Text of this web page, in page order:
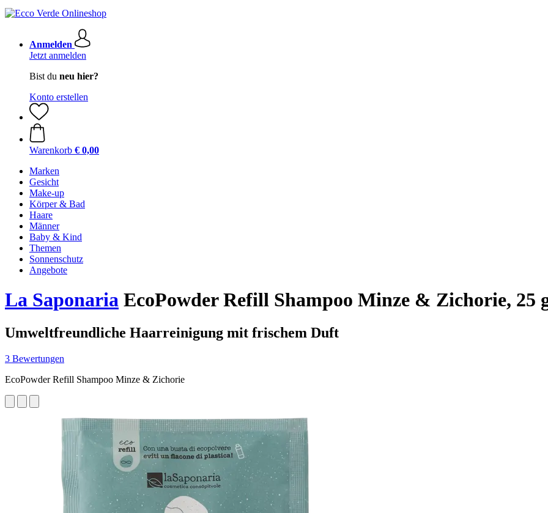
Anmelden
Jetzt anmelden
Bist du neu hier?
Konto erstellen
Warenkorb € 0,00
Marken
Gesicht
Make-up
Körper & Bad
Haare
Männer
Baby & Kind
Themen
Sonnenschutz
Angebote
La Saponaria EcoPowder Refill Shampoo Minze & Zichorie, 25
Umweltfreundliche Haarreinigung mit frischem Duft
3 Bewertungen
EcoPowder Refill Shampoo Minze & Zichorie